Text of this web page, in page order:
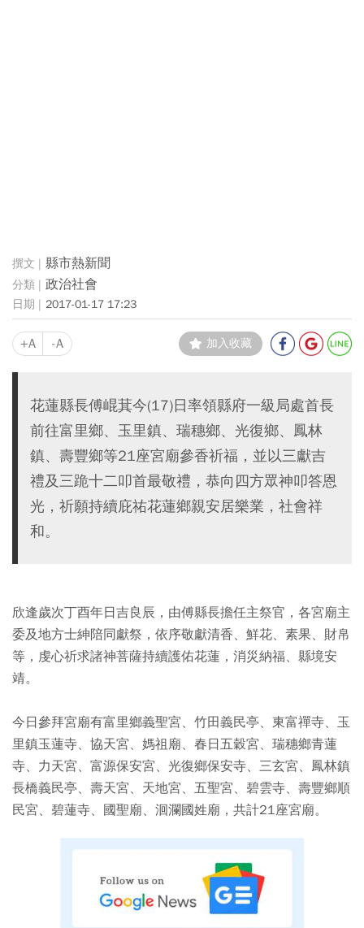
縣市熱新聞
政治社會
2017-01-17 17:23
+A -A 加入收藏
花蓮縣長傅崐萁今(17)日率領縣府一級局處首長
前往富里鄉、玉里鎮、瑞穗鄉、光復鄉、鳳林
鎮、壽豐鄉等21座宮廟參香祈福，並以三獻吉
禮及三跪十二叩首最敬禮，恭向四方眾神叩答恩
光，祈願持續庇祐花蓮鄉親安居樂業，社會祥
和。
欣逢歲次丁酉年日吉良辰，由傅縣長擔任主祭官，各宮廟主
委及地方士紳陪同獻祭，依序敬獻清香、鮮花、素果、財帛
等，虔心祈求諸神菩薩持續護佑花蓮，消災納福、縣境安
靖。
今日參拜宮廟有富里鄉義聖宮、竹田義民亭、東富禪寺、玉
里鎮玉蓮寺、協天宮、媽祖廟、春日五穀宮、瑞穗鄉青蓮
寺、力天宮、富源保安宮、光復鄉保安寺、三玄宮、鳳林鎮
長橋義民亭、壽天宮、天地宮、五聖宮、碧雲寺、壽豐鄉順
民宮、碧蓮寺、國聖廟、洄瀾國姓廟，共計21座宮廟。